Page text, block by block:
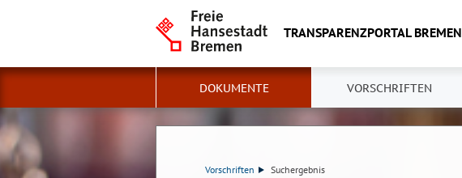
TRANSPARENZPORTAL BREMEN
DOKUMENTE VORSCHRIFTEN
Vorschriften Suchergebnis